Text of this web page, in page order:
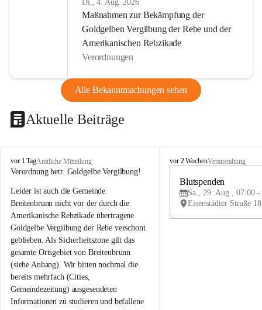
Di., 4. Aug. 2026
Maßnahmen zur Bekämpfung der
Goldgelben Vergilbung der Rebe und der
Amerikanischen Rebzikade
Verordnungen
Alle Bekanntmachungen sehen
Aktuelle Beiträge
B
r
i
t
e
n
b
r
u
n
n
a
m
vor 1 TagAmtliche Mitteilung
Verordnung betr. Goldgelbe Vergilbung!
Leider ist auch die Gemeinde
Breitenbrunn nicht vor der durch die
Amerikanische Rebzikade übertragene
Goldgelbe Vergilbung der Rebe verschont
geblieben. Als Sicherheitszone gilt das
gesamte Ortsgebiet von Breitenbrunn
(siehe Anhang). Wir bitten nochmal die
bereits mehrfach (Cities,
Gemeindezeitung) ausgesendeten
Informationen zu studieren und befallene
B
e
vor 2 WochenVeranstaltung
Blutspenden
Sa., 29. Aug., 07:00 -